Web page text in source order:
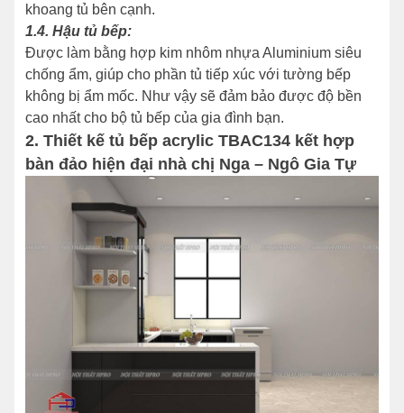
khoang tủ bên cạnh.
1.4. Hậu tủ bếp:
Được làm bằng hợp kim nhôm nhựa Aluminium siêu
chống ẩm, giúp cho phần tủ tiếp xúc với tường bếp
không bị ẩm mốc. Như vậy sẽ đảm bảo được độ bền
cao nhất cho bộ tủ bếp của gia đình bạn.
2. Thiết kế tủ bếp acrylic TBAC134 kết hợp
bàn đảo hiện đại nhà chị Nga – Ngô Gia Tự